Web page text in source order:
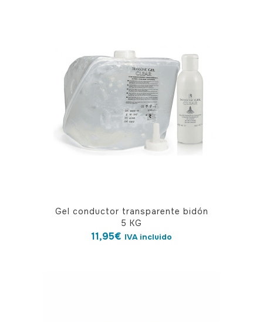
Gel conductor transparente bidón
5 KG
11,95€ IVA incluido